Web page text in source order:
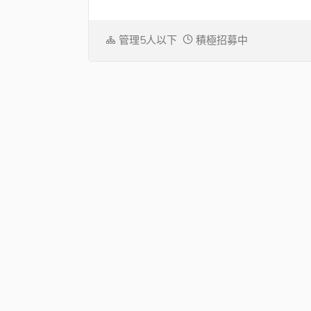
管理5人以下 積極招募中